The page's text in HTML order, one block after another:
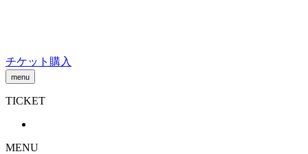
チケット購入
menu
TICKET
MENU